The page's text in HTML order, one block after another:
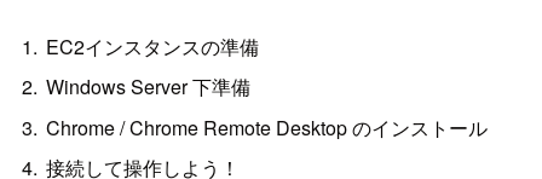
EC2インスタンスの準備
Windows Server 下準備
Chrome / Chrome Remote Desktop のインストール
接続して操作しよう！